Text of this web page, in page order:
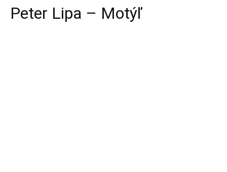
Peter Lipa – Motýľ